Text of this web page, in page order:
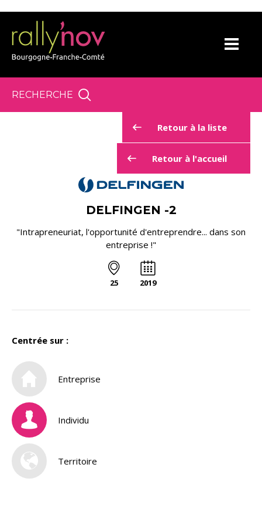
RECHERCHE
Retour à la liste
Retour à l'accueil
DELFINGEN -2
"Intrapreneuriat, l'opportunité d'entreprendre... dans son
entreprise !"
25 2019
Centrée sur :
Entreprise
Individu
Territoire